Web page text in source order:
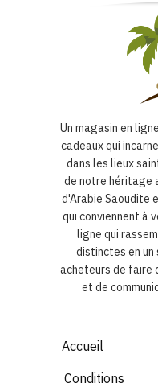
Un magasin en
cadeaux qui
dans les lieux
de notre héritage
d'Arabie Saoudite
qui conviennent à
ligne qui
distinctes en
acheteurs de faire
et de
Accueil
Conditions